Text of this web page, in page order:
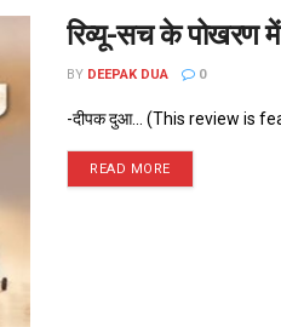
रिव्यू-सच के पोखरण में
BY DEEPAK DUA 0
-दीपक दुआ... (This review is
READ MORE